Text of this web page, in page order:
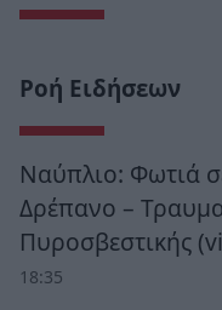
Ροή Ειδήσεων
Ναύπλιο: Φωτιά
Δρέπανο –
Πυροσβεστικής
18:35